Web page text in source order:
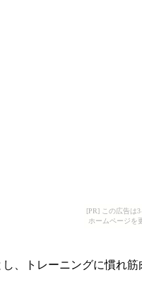
[PR] この広告は
ホームページを
、トレーニングに慣れ